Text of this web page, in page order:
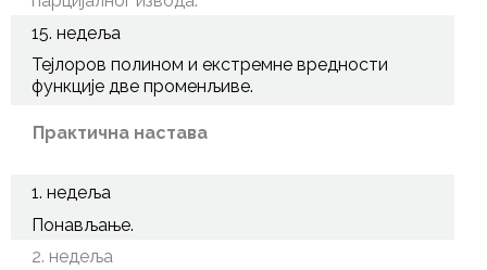
15. недеља
Тејлоров полином и екстремне вредности
функције две променљиве.
Практична настава
1. недеља
Понављање.
2. недеља